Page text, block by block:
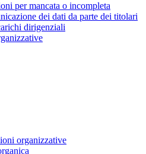
per mancata o incompleta
dei dati da parte dei titolari
dirigenziali
organizzative